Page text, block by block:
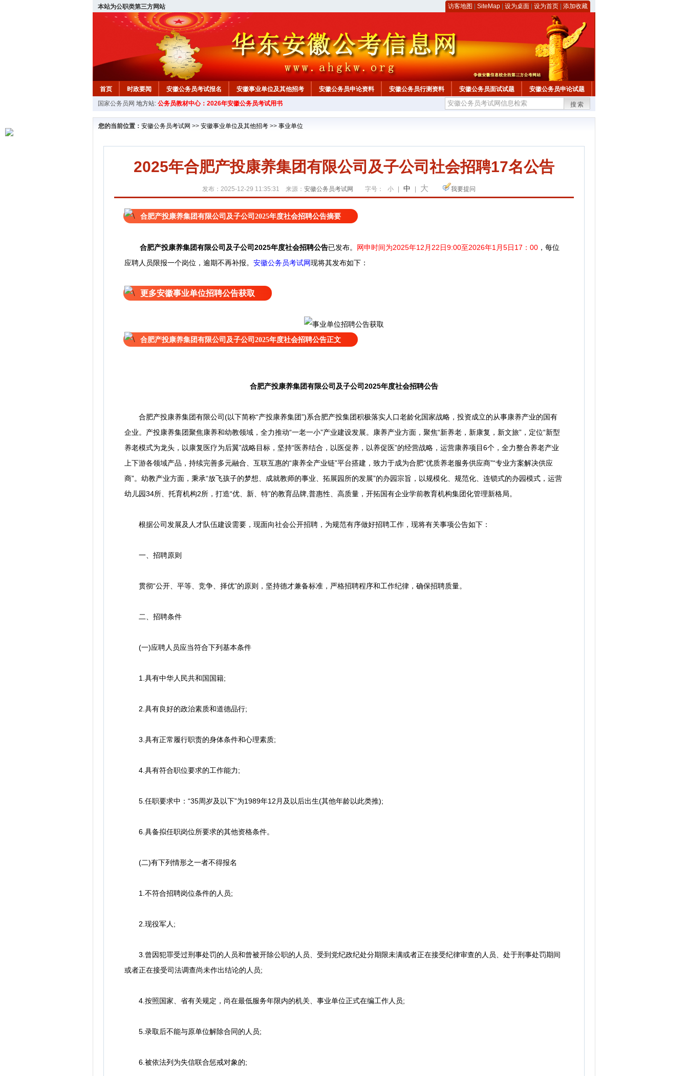
本站为公职类第三方网站 访客地图 SiteMap 设为桌面 设为首页 添加收藏
首页 时政要闻 安徽公务员考试报名 安徽事业单位及其他招考 安徽公务员申论资料 安徽公务员行测资料 安徽公务员面试试题 安徽公务员申论试题
安徽公务员行测试题 在线咨询 教材中心
国家公务员网 地方站: 公务员教材中心：2026年安徽公务员考试用书 搜索
您的当前位置： 安徽公务员考试网 >> 安徽事业单位及其他招考 >> 事业单位
2025年合肥产投康养集团有限公司及子公司社会招聘17名公告
发布：2025-12-29 11:35:31 来源： 安徽公务员考试网 字号： 小 中 大 我要提问
合肥产投康养集团有限公司及子公司2025年度社会招聘公告摘要
合肥产投康养集团有限公司及子公司2025年度社会招聘公告已发布。 网申时间为2025年12月22日9:00至2026年1月5日17：00 ，每位
应聘人员限报一个岗位，逾期不再补报。 安徽公务员考试网现将其发布如下：
更多安徽事业单位招聘公告获取
合肥产投康养集团有限公司及子公司2025年度社会招聘公告正文
合肥产投康养集团有限公司及子公司2025年度社会招聘公告
合肥产投康养集团有限公司(以下简称“产投康养集团”)系合肥产投集团积极落实人口老龄化国家战略，投资成立的从事康养产业的国有
企业。产投康养集团聚焦康养和幼教领域，全力推动“一老一小”产业建设发展。康养产业方面，聚焦“新养老，新康复，新文旅”，定位“新型
养老模式为龙头，以康复医疗为后翼”战略目标，坚持“医养结合，以医促养，以养促医”的经营战略，运营康养项目6个，全力整合养老产业
上下游各领域产品，持续完善多元融合、互联互惠的“康养全产业链”平台搭建，致力于成为合肥“优质养老服务供应商”“专业方案解决供应
商”。幼教产业方面，秉承“放飞孩子的梦想、成就教师的事业、拓展园所的发展”的办园宗旨，以规模化、规范化、连锁式的办园模式，运营
幼儿园34所、托育机构2所，打造“优、新、特”的教育品牌,普惠性、高质量，开拓国有企业学前教育机构集团化管理新格局。
根据公司发展及人才队伍建设需要，现面向社会公开招聘，为规范有序做好招聘工作，现将有关事项公告如下：
一、招聘原则
贯彻“公开、平等、竞争、择优”的原则，坚持德才兼备标准，严格招聘程序和工作纪律，确保招聘质量。
二、招聘条件
(一)应聘人员应当符合下列基本条件
1.具有中华人民共和国国籍;
2.具有良好的政治素质和道德品行;
3.具有正常履行职责的身体条件和心理素质;
4.具有符合职位要求的工作能力;
5.任职要求中：“35周岁及以下”为1989年12月及以后出生(其他年龄以此类推);
6.具备拟任职岗位所要求的其他资格条件。
(二)有下列情形之一者不得报名
1.不符合招聘岗位条件的人员;
2.现役军人;
3.曾因犯罪受过刑事处罚的人员和曾被开除公职的人员、受到党纪政纪处分期限未满或者正在接受纪律审查的人员、处于刑事处罚期间
或者正在接受司法调查尚未作出结论的人员;
4.按照国家、省有关规定，尚在最低服务年限内的机关、事业单位正式在编工作人员;
5.录取后不能与原单位解除合同的人员;
6.被依法列为失信联合惩戒对象的;